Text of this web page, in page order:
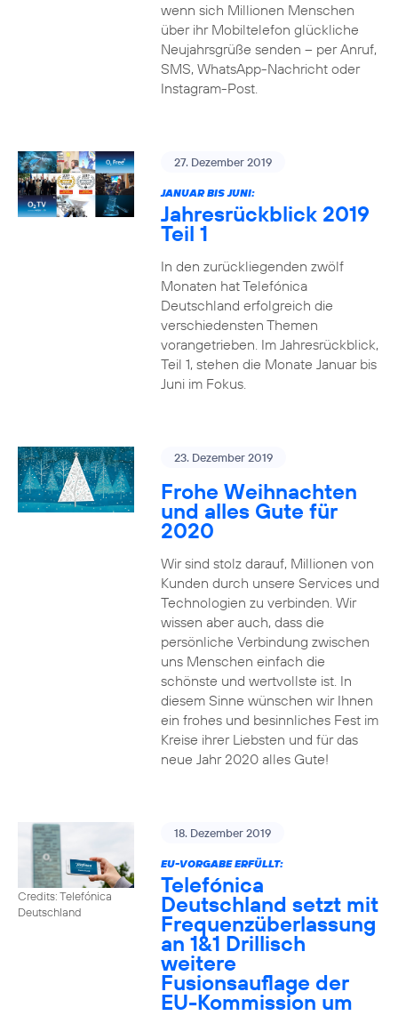
wenn sich Millionen Menschen
über ihr Mobiltelefon glückliche
Neujahrsgrüße senden – per Anruf,
SMS, WhatsApp-Nachricht oder
Instagram-Post.
27. Dezember 2019
JANUAR BIS JUNI:
Jahresrückblick 2019
Teil 1
In den zurückliegenden zwölf
Monaten hat Telefónica
Deutschland erfolgreich die
verschiedensten Themen
vorangetrieben. Im Jahresrückblick,
Teil 1, stehen die Monate Januar bis
Juni im Fokus.
23. Dezember 2019
Frohe Weihnachten
und alles Gute für
2020
Wir sind stolz darauf, Millionen von
Kunden durch unsere Services und
Technologien zu verbinden. Wir
wissen aber auch, dass die
persönliche Verbindung zwischen
uns Menschen einfach die
schönste und wertvollste ist. In
diesem Sinne wünschen wir Ihnen
ein frohes und besinnliches Fest im
Kreise ihrer Liebsten und für das
neue Jahr 2020 alles Gute!
Credits: Telefónica
Deutschland
18. Dezember 2019
EU-VORGABE ERFÜLLT:
Telefónica
Deutschland setzt mit
Frequenzüberlassung
an 1&1 Drillisch
weitere
Fusionsauflage der
EU-Kommission um